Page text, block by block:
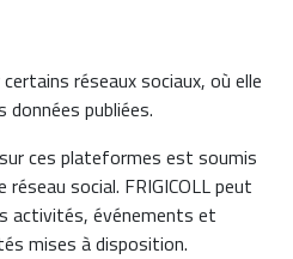
réseaux sociaux, où elle
publiées.
ces plateformes est soumis
social. FRIGICOLL peut
activités, événements et
mises à disposition.